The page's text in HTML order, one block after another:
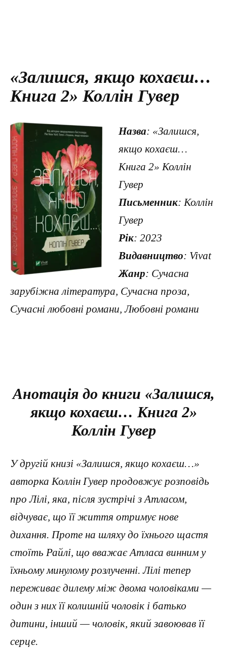
«Залишся, якщо кохаєш…
Книга 2» Коллін Гувер
Назва: «Залишся,
якщо кохаєш…
Книга 2» Коллін
Гувер
Письменник: Коллін
Гувер
Рік: 2023
Видавництво: Vivat
Жанр: Сучасна
зарубіжна література, Сучасна проза,
Сучасні любовні романи, Любовні романи
Анотація до книги «Залишся,
якщо кохаєш… Книга 2»
Коллін Гувер
У другій книзі «Залишся, якщо кохаєш…»
авторка Коллін Гувер продовжує розповідь
про Лілі, яка, після зустрічі з Атласом,
відчуває, що її життя отримує нове
дихання. Проте на шляху до їхнього щастя
стоїть Райлі, що вважає Атласа винним у
їхньому минулому розлученні. Лілі тепер
переживає дилему між двома чоловіками —
один з них її колишній чоловік і батько
дитини, інший — чоловік, який завоював її
серце.